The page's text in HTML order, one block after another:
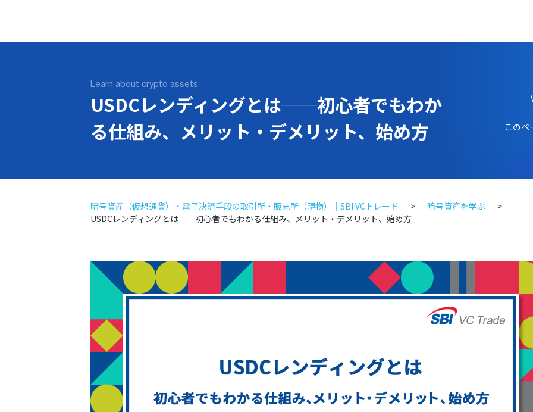
Learn about crypto assets
USDCレンディングとは──初心者でもわか
る仕組み、メリット・デメリット、始め方
このペ
暗号資産（仮想通貨）・電子決済手段の取引所・販売所（現物）｜SBI VCトレード
暗号資産を学ぶ
USDCレンディングとは──初心者でもわかる仕組み、メリット・デメリット、始め方